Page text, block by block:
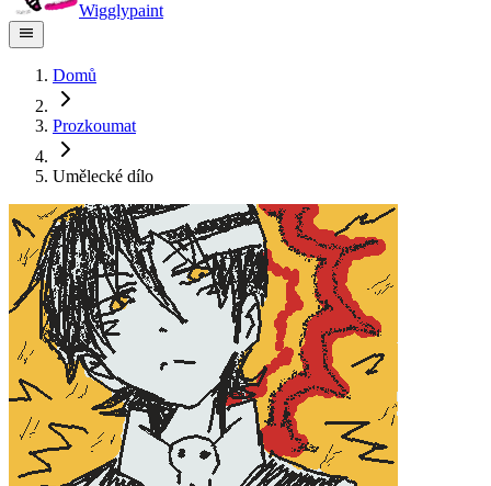
Wigglypaint
Domů
Prozkoumat
Umělecké dílo